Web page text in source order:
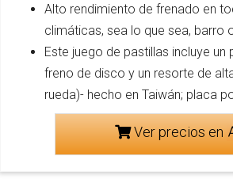
Alto rendimiento de frenado en
climáticas, sea lo que sea, barro
Este juego de pastillas incluye un
freno de disco y un resorte de
rueda)- hecho en Taiwán; placa
Ver precios en